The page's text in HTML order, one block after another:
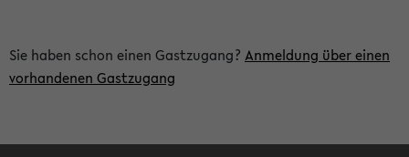
Sie haben schon einen Gastzugang? Anmeldung über einen
vorhandenen Gastzugang